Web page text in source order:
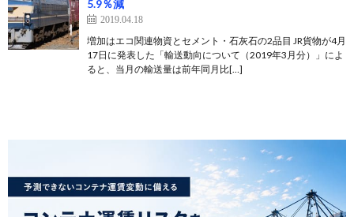
5.9％減
2019.04.18
増加はエコ関連物資とセメント・石灰石の2品目 JR貨物が4月
17日に発表した「輸送動向について（2019年3月分）」によ
ると、当月の輸送量は前年同月比[…]